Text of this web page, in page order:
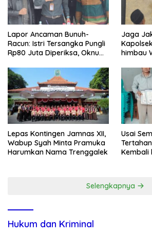
Lapor Ancaman Bunuh-
Racun: Istri Tersangka Pungli
Rp80 Juta Diperiksa, Oknum
Disdagperin
Jaga
himbau
Sholat
Lepas Kontingen Jamnas XII,
Wabup Syah Minta Pramuka
Harumkan Nama Trenggalek
Usai
Kembali
Selengkapnya
Hukum dan Kriminal